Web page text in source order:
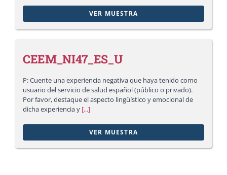
VER MUESTRA
CEEM_NI47_ES_U
P: Cuente una experiencia negativa que haya tenido como
usuario del servicio de salud español (público o privado).
Por favor, destaque el aspecto lingüístico y emocional de
dicha experiencia y [...]
VER MUESTRA